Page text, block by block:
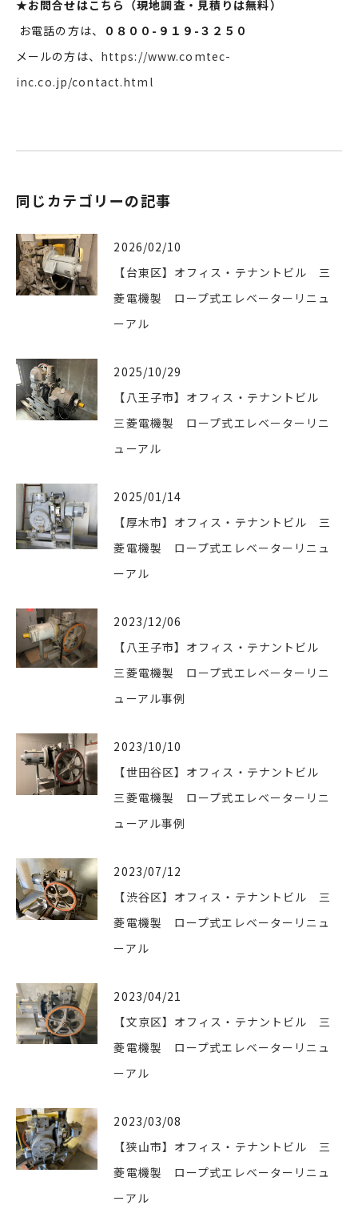
★お問合せはこちら（現地調査・見積りは無料）
お電話の方は、
０８００-９１９-３２５０
メールの方は、 https://www.comtec-
inc.co.jp/contact.html
同じカテゴリーの記事
2026/02/10
【台東区】オフィス・テナントビル 三
菱電機製 ロープ式エレベーターリニュ
ーアル
2025/10/29
【八王子市】オフィス・テナントビル
三菱電機製 ロープ式エレベーターリニ
ューアル
2025/01/14
【厚木市】オフィス・テナントビル 三
菱電機製 ロープ式エレベーターリニュ
ーアル
2023/12/06
【八王子市】オフィス・テナントビル
三菱電機製 ロープ式エレベーターリニ
ューアル事例
2023/10/10
【世田谷区】オフィス・テナントビル
三菱電機製 ロープ式エレベーターリニ
ューアル事例
2023/07/12
【渋谷区】オフィス・テナントビル 三
菱電機製 ロープ式エレベーターリニュ
ーアル
2023/04/21
【文京区】オフィス・テナントビル 三
菱電機製 ロープ式エレベーターリニュ
ーアル
2023/03/08
【狭山市】オフィス・テナントビル 三
菱電機製 ロープ式エレベーターリニュ
ーアル